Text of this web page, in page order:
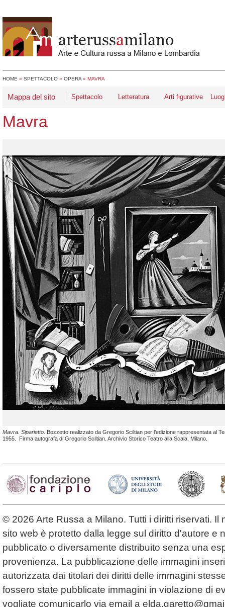
HOME » SPETTACOLO » OPERA » MAVRA
Mappa del sito Spettacolo Letteratura Arti figurative
Mavra
Mavra Siparietto . Bozzetto realizzato da Gregorio Sciltian per l’edizione rappresentata al
1955. Firma autografa di Gregorio Sciltian. Archivio Storico Teatro alla Scala, Milano.
© 2026 Arte Russa a Milano. Tutti i diritti riservati. Il
sito web è protetto dalla legge sul diritto d'autore e
pubblicato o diversamente distribuito senza una
provenienza. La pubblicazione delle immagini
autorizzata dai titolari dei diritti delle immagini
fossero state pubblicate immagini in violazione di
vogliate comunicarlo via email a